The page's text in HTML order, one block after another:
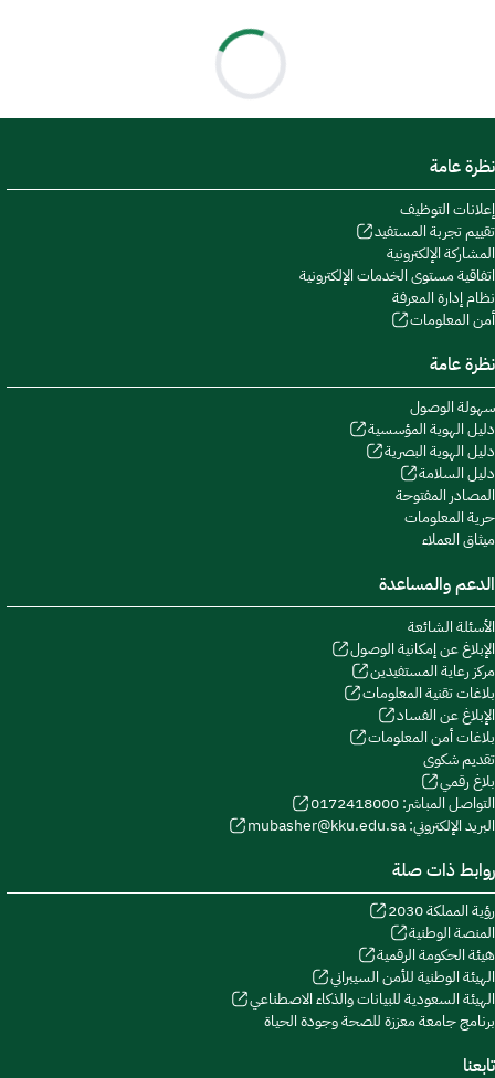
نظرة عامة
إعلانات التوظيف
تقييم تجربة المستفيد
المشاركة الإلكترونية
اتفاقية مستوى الخدمات الإلكترونية
نظام إدارة المعرفة
أمن المعلومات
نظرة عامة
سهولة الوصول
دليل الهوية المؤسسية
دليل الهوية البصرية
دليل السلامة
المصادر المفتوحة
حرية المعلومات
ميثاق العملاء
الدعم والمساعدة
الأسئلة الشائعة
الإبلاغ عن إمكانية الوصول
مركز رعاية المستفيدين
بلاغات تقنية المعلومات
الإبلاغ عن الفساد
بلاغات أمن المعلومات
تقديم شكوى
بلاغ رقمي
التواصل المباشر: 0172418000
البريد الإلكتروني: mubasher@kku.edu.sa
روابط ذات صلة
رؤية المملكة 2030
المنصة الوطنية
هيئة الحكومة الرقمية
الهيئة الوطنية للأمن السيبراني
الهيئة السعودية للبيانات والذكاء الاصطناعي
برنامج جامعة معززة للصحة وجودة الحياة
تابعنا